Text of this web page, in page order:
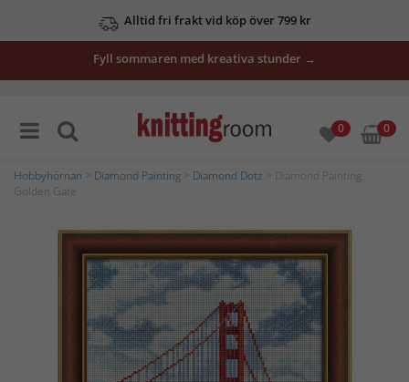
Alltid fri frakt vid köp över 799 kr
Fyll sommaren med kreativa stunder →
0 0
Hobbyhörnan Diamond Painting Diamond Dotz > Diamond Painting
Golden Gate